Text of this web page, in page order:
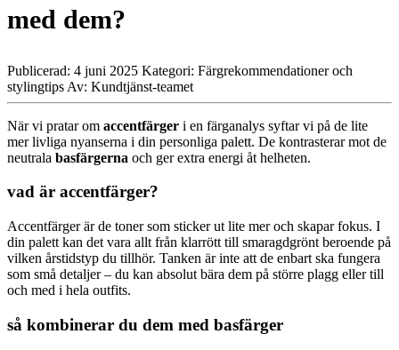
med dem?
Publicerad: 4 juni 2025 Kategori: Färgrekommendationer och
stylingtips Av: Kundtjänst-teamet
När vi pratar om accentfärger i en färganalys syftar vi på de lite
mer livliga nyanserna i din personliga palett. De kontrasterar mot de
neutrala basfärgerna och ger extra energi åt helheten.
vad är accentfärger?
Accentfärger är de toner som sticker ut lite mer och skapar fokus. I
din palett kan det vara allt från klarrött till smaragdgrönt beroende på
vilken årstidstyp du tillhör. Tanken är inte att de enbart ska fungera
som små detaljer – du kan absolut bära dem på större plagg eller till
och med i hela outfits.
så kombinerar du dem med basfärger